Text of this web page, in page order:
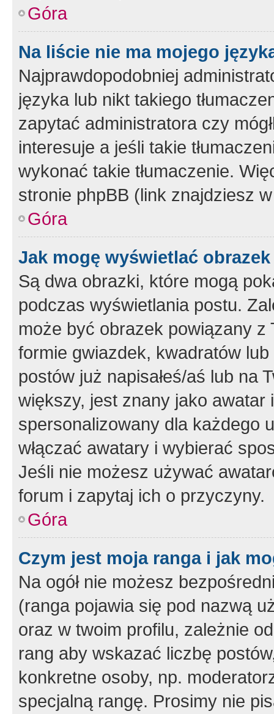
Góra
Na liście nie ma mojego
Najprawdopodobniej
języka lub nikt takiego
zapytać administratora czy
interesuje a jeśli takie
wykonać takie tłumaczenie.
stronie phpBB (link znajdziesz
Góra
Jak mogę wyświetlać
Są dwa obrazki, które mogą
podczas wyświetlania postu.
może być obrazek powiązany z
formie gwiazdek, kwadratów
postów już napisałeś/aś lub na
większy, jest znany jako
spersonalizowany dla każdego
włączać awatary i wybierać
Jeśli nie możesz używać
forum i zapytaj ich o przyczyny.
Góra
Czym jest moja ranga i jak
Na ogół nie możesz
(ranga pojawia się pod nazwą
oraz w twoim profilu, zależnie
rang aby wskazać liczbę
konkretne osoby, np.
specjalną rangę. Prosimy nie